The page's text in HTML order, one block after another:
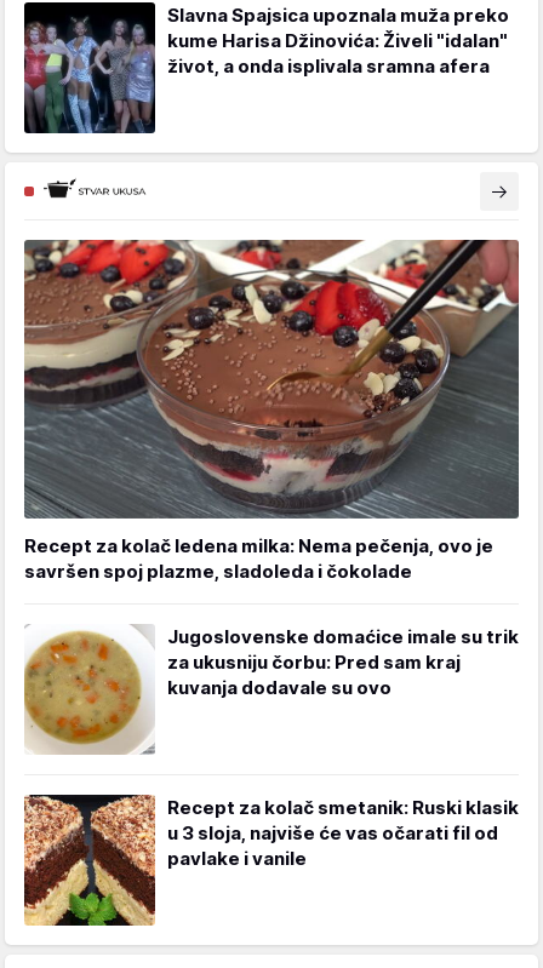
Slavna Spajsica upoznala muža preko
kume Harisa Džinovića: Živeli "idalan"
život, a onda isplivala sramna afera
Recept za kolač ledena milka: Nema pečenja, ovo je
savršen spoj plazme, sladoleda i čokolade
Jugoslovenske domaćice imale su trik
za ukusniju čorbu: Pred sam kraj
kuvanja dodavale su ovo
Recept za kolač smetanik: Ruski klasik
u 3 sloja, najviše će vas očarati fil od
pavlake i vanile